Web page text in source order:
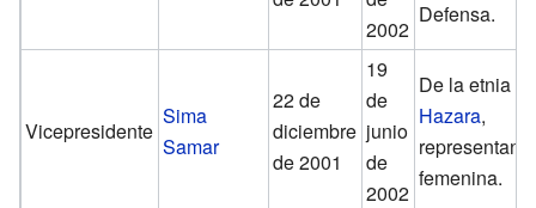
2002
Defensa.
Vicepresidente
Sima
Samar
22 de
diciembre
de 2001
19
de
junio
de
2002
De la etnia
Hazara,
representante
femenina.